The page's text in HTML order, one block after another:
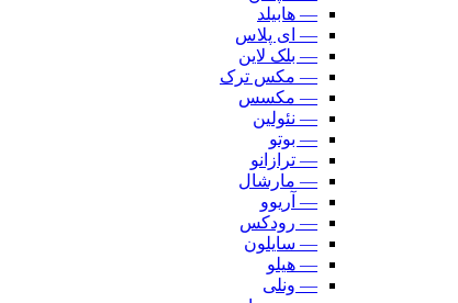
— هابیلد
— ای پلاس
— بلک لاین
— مکس ترک
— مکسس
— نئولین
— بوتو
— ترازانو
— مارشال
— آریوو
— رودکس
— سایلون
— هیلو
— ونلی